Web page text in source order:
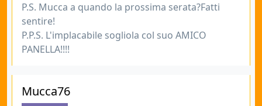
P.S. Mucca a quando la prossima serata?Fatti
sentire!
P.P.S. L'implacabile sogliola col suo AMICO
PANELLA!!!!
Mucca76